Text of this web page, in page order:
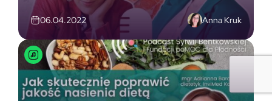
06.04.2022 Anna Kruk